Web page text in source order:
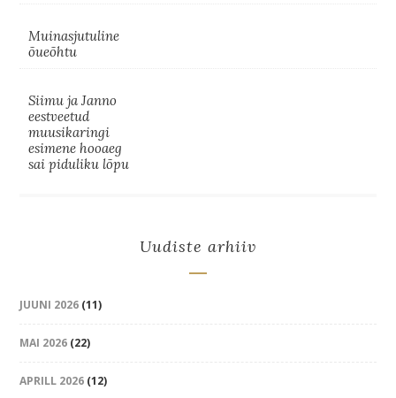
Muinasjutuline
õueõhtu
Siimu ja Janno
eestveetud
muusikaringi
esimene hooaeg
sai piduliku lõpu
Uudiste arhiiv
JUUNI 2026 (11)
MAI 2026 (22)
APRILL 2026 (12)